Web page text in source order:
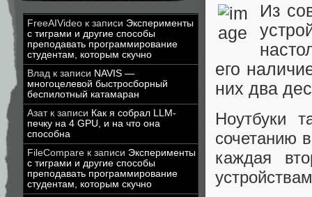
FreeAIVideo к записи Эксперименты
с тиграми и другие способы
преподавать программирование
студентам, которым скучно
Влад к записи NAVIS —
многоцелевой быстросборный
беспилотный катамаран
Азатк записи Как я собрал LLM-
печку на 4 GPU, и на что она
способна
FileCompare к записи Эксперименты
с тиграми и другие способы
преподавать программирование
студентам, которым скучно
Из
его
них два
Ноутбуки
сочетанию
каждая